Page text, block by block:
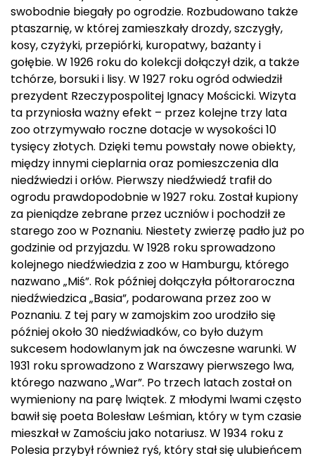
swobodnie biegały po ogrodzie. Rozbudowano także
ptaszarnię, w której zamieszkały drozdy, szczygły,
kosy, czyżyki, przepiórki, kuropatwy, bażanty i
gołębie. W 1926 roku do kolekcji dołączył dzik, a także
tchórze, borsuki i lisy. W 1927 roku ogród odwiedził
prezydent Rzeczypospolitej Ignacy Mościcki. Wizyta
ta przyniosła ważny efekt – przez kolejne trzy lata
zoo otrzymywało roczne dotacje w wysokości 10
tysięcy złotych. Dzięki temu powstały nowe obiekty,
między innymi cieplarnia oraz pomieszczenia dla
niedźwiedzi i orłów. Pierwszy niedźwiedź trafił do
ogrodu prawdopodobnie w 1927 roku. Został kupiony
za pieniądze zebrane przez uczniów i pochodził ze
starego zoo w Poznaniu. Niestety zwierzę padło już po
godzinie od przyjazdu. W 1928 roku sprowadzono
kolejnego niedźwiedzia z zoo w Hamburgu, którego
nazwano „Miś”. Rok później dołączyła półtoraroczna
niedźwiedzica „Basia”, podarowana przez zoo w
Poznaniu. Z tej pary w zamojskim zoo urodziło się
później około 30 niedźwiadków, co było dużym
sukcesem hodowlanym jak na ówczesne warunki. W
1931 roku sprowadzono z Warszawy pierwszego lwa,
którego nazwano „War”. Po trzech latach został on
wymieniony na parę lwiątek. Z młodymi lwami często
bawił się poeta Bolesław Leśmian, który w tym czasie
mieszkał w Zamościu jako notariusz. W 1934 roku z
Polesia przybył również ryś, który stał się ulubieńcem